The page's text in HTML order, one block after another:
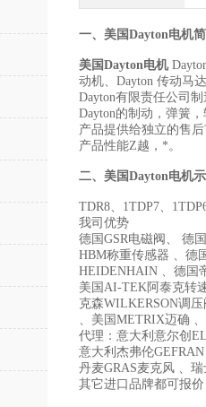
一、 美国Dayton电机
美国Dayton电机
动机、Dayton 传动马
Dayton有限责任公司
Dayton的制动，弹簧
产品提供给独立的售
产品性能Z越，*。
二、 美国Dayton电机
TDR8、1TDP7、
我司优势
德国GSR电磁阀、 德
HBM称重传感器 、德
HEIDENHAIN 、德国
美国AI-TEK阿泰克转
克森WILKERSON调
、美国METRIX迈确 、
代理：意大利意尔创
意大利杰弗伦
丹麦GRAS麦克风 、
其它进口品牌都可报价